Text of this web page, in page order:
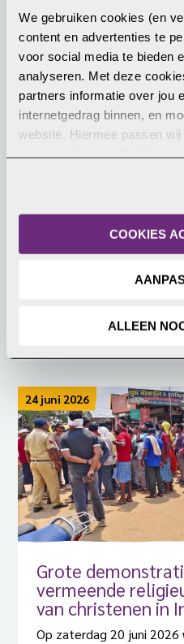
We gebruiken cookies (en
content en advertenties te
voor social media te bieden
analyseren. Met deze
partners informatie over jou
internetgedrag binnen, en
website. Hiermee passen
jouw voorkeuren. Ook
internetgedrag. Je kunt je
privacyverklaring.
COOKIES
ALLEEN
8 juli 2026
Chinese
gebed voor Zion
Na bijna negen maanden
gezeten, is predikant Jin
LEES MEER
24 juni 2026
Grote
vermeende
van christenen in
Op zaterdag 20 juni 2026